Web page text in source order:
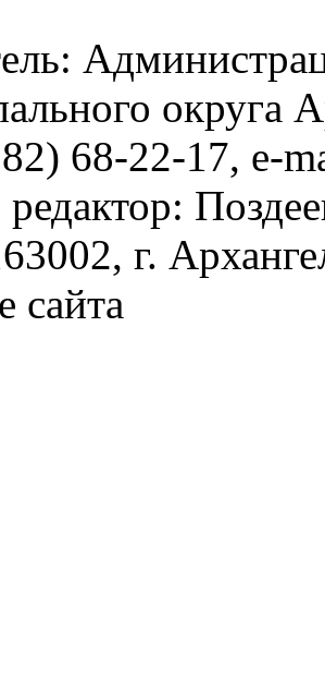
округа
68-22-17, e-
г.
сайта